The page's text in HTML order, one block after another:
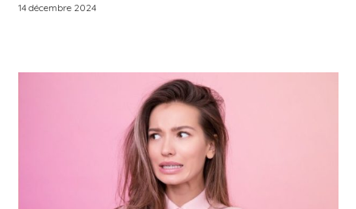
14 décembre 2024